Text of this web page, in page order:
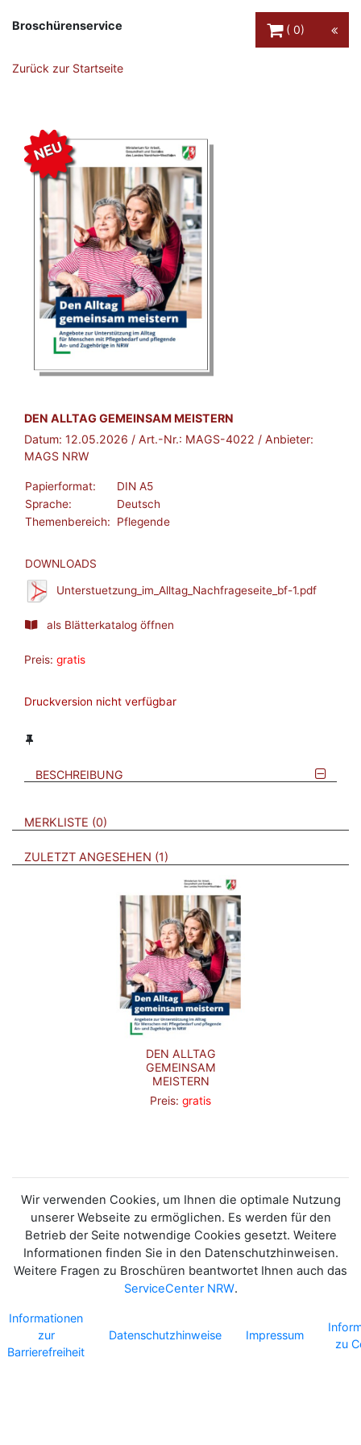
Broschürenservice
0
Zurück zur Startseite
NEU
BROSCHÜRE:
DEN ALLTAG GEMEINSAM MEISTERN
Datum: 12.05.2026 / Art.-Nr.: MAGS-4022 / Anbieter:
MAGS NRW
Papierformat:
DIN A5
Sprache:
Deutsch
Themenbereich:
Pflegende
DOWNLOADS
Unterstuetzung_im_Alltag_Nachfrageseite_bf-1.pdf
als Blätterkatalog öffnen
Preis: gratis
Druckversion nicht verfügbar
BESCHREIBUNG
VERWEISE AUF VERMERKTE- ODER ZULETZT ANGESEHENE
MERKLISTE 0 BROSCHÜREN
ZULETZT ANGESEHEN 1 BROSCHÜREN
DEN ALLTAG
GEMEINSAM
MEISTERN
Preis: gratis
Wir verwenden Cookies, um Ihnen die optimale Nutzung
unserer Webseite zu ermöglichen. Es werden für den
Betrieb der Seite notwendige Cookies gesetzt. Weitere
Informationen finden Sie in den Datenschutzhinweisen.
Weitere Fragen zu Broschüren beantwortet Ihnen auch das
ServiceCenter NRW.
Informationen
zur
Barrierefreiheit
Datenschutzhinweise Impressum
zu